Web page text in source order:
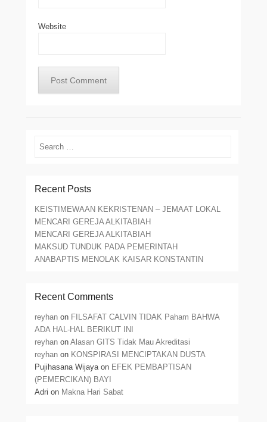
Website
Search
Recent Posts
KEISTIMEWAAN KEKRISTENAN – JEMAAT LOKAL
MENCARI GEREJA ALKITABIAH
MENCARI GEREJA ALKITABIAH
MAKSUD TUNDUK PADA PEMERINTAH
ANABAPTIS MENOLAK KAISAR KONSTANTIN
Recent Comments
reyhan on FILSAFAT CALVIN TIDAK Paham BAHWA
ADA HAL-HAL BERIKUT INI
reyhan onAlasan GITS Tidak Mau Akreditasi
reyhan on KONSPIRASI MENCIPTAKAN DUSTA
Pujihasana Wijayaon EFEK PEMBAPTISAN
(PEMERCIKAN) BAYI
Adri on Makna Hari Sabat